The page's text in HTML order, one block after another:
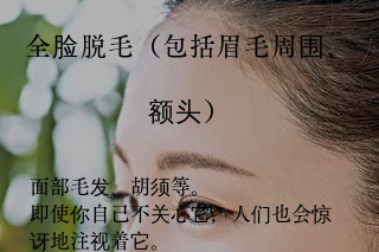
全脸脱毛（包括眉毛周围、
额头）
面部毛发、胡须等。
即使你自己不关心它，人们也会惊
讶地注视着它。